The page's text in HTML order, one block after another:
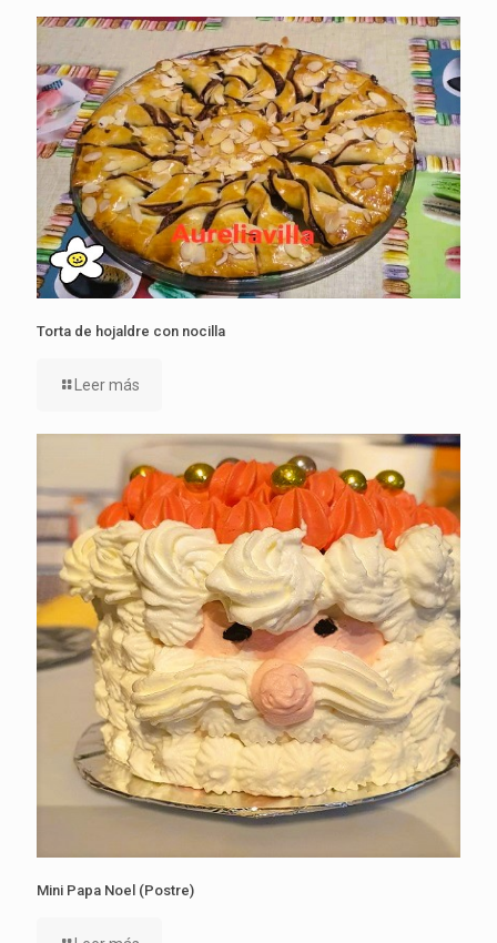
Torta de hojaldre con nocilla
Leer más
Mini Papa Noel (Postre)